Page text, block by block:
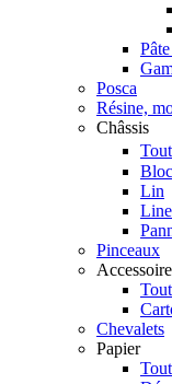
Posca
Résine,
Châssis
Lin
Pinceaux
Chevalets
Papier